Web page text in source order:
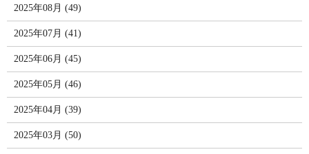
2025年08月 (49)
2025年07月 (41)
2025年06月 (45)
2025年05月 (46)
2025年04月 (39)
2025年03月 (50)